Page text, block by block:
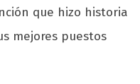
que hizo historia
mejores puestos